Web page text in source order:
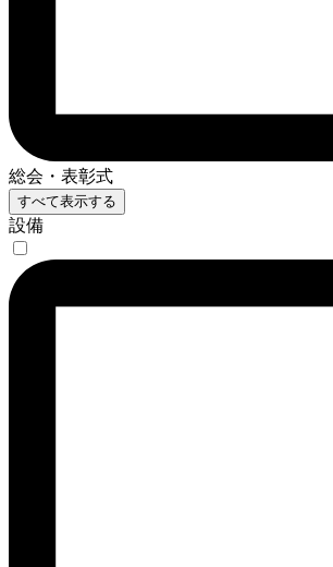
総会・表彰式
すべて表示する
設備